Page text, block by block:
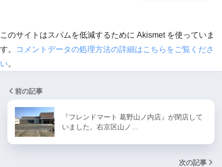
このサイトはスパムを低減するために Akismet を使っていま
す。
コメントデータの処理方法の詳細はこちらをご覧くださ
い。
前の記事
『フレンドマート 葛野山ノ内店』が閉店して
いました。右京区山ノ…
次の記事